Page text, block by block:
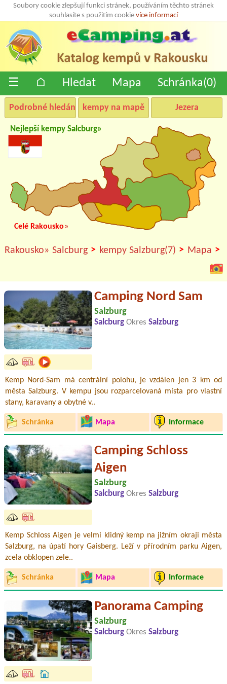
Soubory cookie zlepšují funkci stránek, používáním těchto stránek
souhlasíte s použitím cookie více informací
☰ ⌂ Hledat Mapa Schránka(0)
Podrobné hledání kempy na mapě Jezera
Nejlepší kempy Salcburg»
Celé Rakousko»
Rakousko» Salcburg > kempy Salzburg(7) > Mapa >
Camping Nord Sam
Salzburg
Salcburg Okres Salzburg
Kemp Nord-Sam má centrální polohu, je vzdálen jen 3 km od
města Salzburg. V kempu jsou rozparcelovaná místa pro vlastní
stany, karavany a obytné v..
Schránka Mapa Informace
Camping Schloss
Aigen
Salzburg
Salcburg Okres Salzburg
Kemp Schloss Aigen je velmi klidný kemp na jižním okraji města
Salzburg, na úpatí hory Gaisberg. Leží v přírodním parku Aigen,
zcela obklopen zele..
Schránka Mapa Informace
Panorama Camping
Salzburg
Salcburg Okres Salzburg